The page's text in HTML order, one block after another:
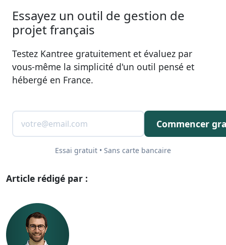
Essayez un outil de gestion de
projet français
Testez Kantree gratuitement et évaluez par
vous-même la simplicité d'un outil pensé et
hébergé en France.
Commencer
Essai gratuit • Sans carte bancaire
Article rédigé par :